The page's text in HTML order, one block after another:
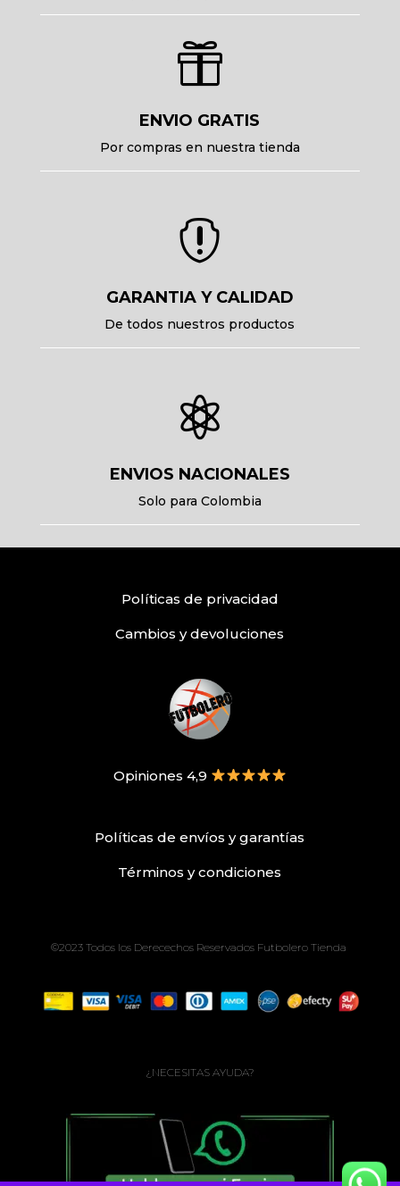

ENVIO GRATIS
Por compras en nuestra tienda

GARANTIA Y CALIDAD
De todos nuestros productos

ENVIOS NACIONALES
Solo para Colombia
Políticas de privacidad
Cambios y devoluciones
Opiniones 4,9
Políticas de envíos ygarantías
Términos y condiciones
©2023 Todos los Derecechos Reservados Futbolero Tienda
¿NECESITAS AYUDA?